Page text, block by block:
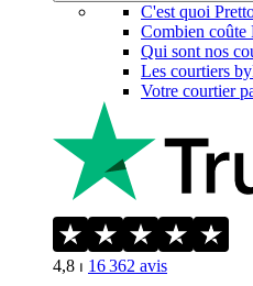
C'est quoi
Combien coûte
Qui sont nos
Les courtiers
Votre courtier
4,8 ⏐ 16 362 avis